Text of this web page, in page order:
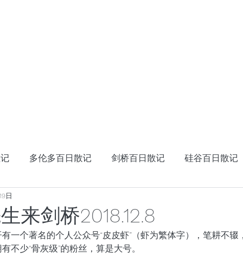
多伦多百日散记 剑桥百日散记 硅谷百日散记
世界将向何处去 成都百日散记 以色列百日散记
来剑桥2018.12.8
日
一个著名的个人公众号“皮皮虾”（虾为繁体字），笔耕不辍
不少“骨灰级”的粉丝，算是大号。